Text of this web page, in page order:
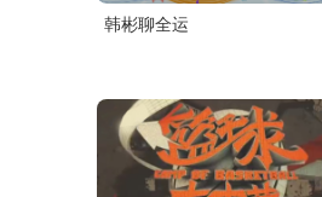
韩彬聊全运